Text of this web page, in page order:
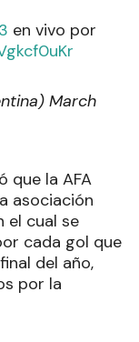
en vivo por
March
que la AFA
asociación
el cual se
cada gol que
del año,
por la